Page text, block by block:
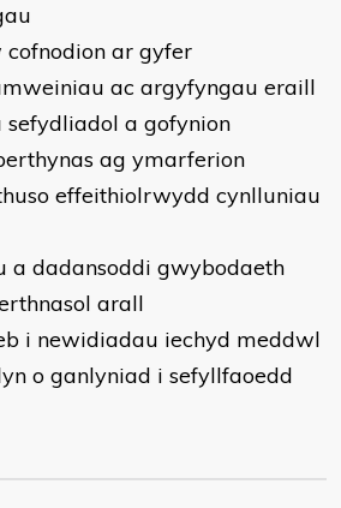
cofnodion ar gyfer
ac argyfyngau eraill
sefydliadol a gofynion
ag ymarferion
effeithiolrwydd cynlluniau
a dadansoddi gwybodaeth
arall
i newidiadau iechyd meddwl
o ganlyniad i sefyllfaoedd